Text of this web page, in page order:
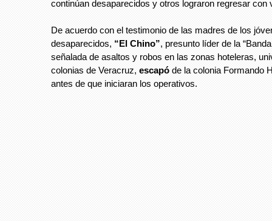
continúan desaparecidos y otros lograron regresar con
De acuerdo con el testimonio de las madres de los
desaparecidos, “El Chino”, presunto líder de la
señalada de asaltos y robos en las zonas hoteleras,
colonias de Veracruz, escapó de la colonia Formando
antes de que iniciaran los operativos.